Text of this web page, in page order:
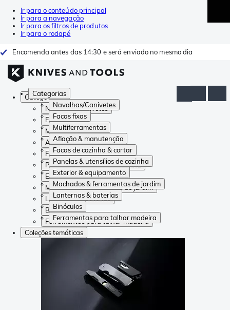
Ir para o conteúdo principal
Ir para a navegação
Ir para os filtros de produtos
Ir para o rodapé
Encomenda antes das 14:30 e será enviado no mesmo dia
Categorias
Navalhas/Canivetes
Facas fixas
Multiferramentas
Afiação & manutenção
Facas de cozinha & cortar
Panelas & utensílios de cozinha
Exterior & equipamento
Machados & ferramentas de jardim
Lanternas & baterias
Binóculos
Ferramentas para talhar madeira
Categorias
Navalhas/Canivetes
Facas fixas
Multiferramentas
Afiação & manutenção
Facas de cozinha & cortar
Panelas & utensílios de cozinha
Exterior & equipamento
Machados & ferramentas de jardim
Lanternas & baterias
Binóculos
Ferramentas para talhar madeira
Coleções temáticas